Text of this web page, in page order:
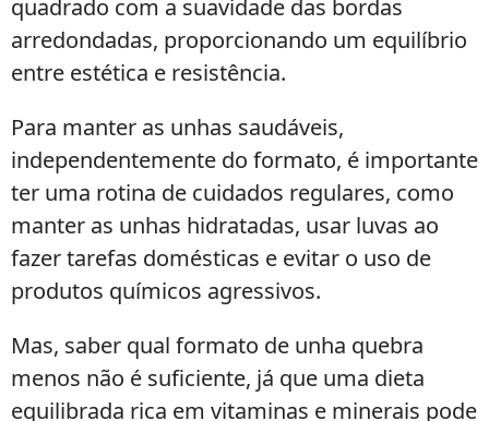
quadrado com a suavidade das bordas
arredondadas, proporcionando um equilíbrio
entre estética e resistência.
Para manter as unhas saudáveis,
independentemente do formato, é importante
ter uma rotina de cuidados regulares, como
manter as unhas hidratadas, usar luvas ao
fazer tarefas domésticas e evitar o uso de
produtos químicos agressivos.
Mas, saber qual formato de unha quebra
menos não é suficiente, já que uma dieta
equilibrada rica em vitaminas e minerais pode